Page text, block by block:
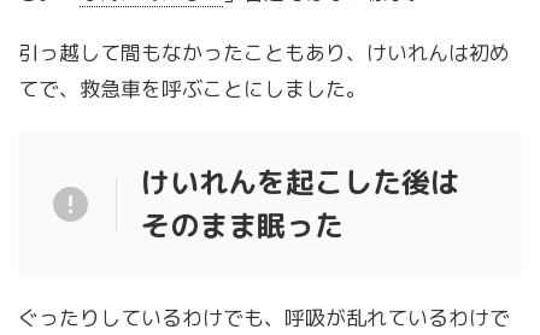
引っ越して間もなかったこともあり、けいれんは初め
てで、救急車を呼ぶことにしました。
けいれんを起こした後は
そのまま眠った
ぐったりしているわけでも、呼吸が乱れているわけで